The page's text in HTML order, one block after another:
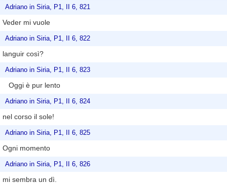
Adriano in Siria, P1, II 6, 821
Veder mi vuole
Adriano in Siria, P1, II 6, 822
languir così?
Adriano in Siria, P1, II 6, 823
Oggi è pur lento
Adriano in Siria, P1, II 6, 824
nel corso il sole!
Adriano in Siria, P1, II 6, 825
Ogni momento
Adriano in Siria, P1, II 6, 826
mi sembra un dì.